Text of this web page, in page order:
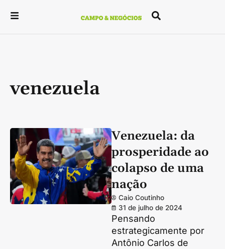
venezuela
Venezuela: da
prosperidade ao
colapso de uma
nação
Caio Coutinho
31 de julho de 2024
Pensando
estrategicamente por
Antônio Carlos de